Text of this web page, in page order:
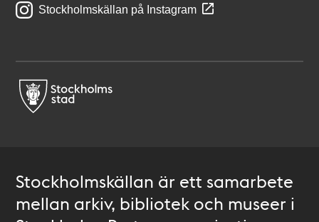
Stockholmskällan på Instagram
Stockholmskällan är ett samarbete
mellan arkiv, bibliotek och museer i